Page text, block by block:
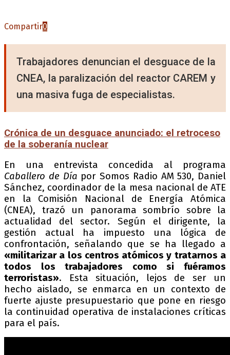
Compartir0
Trabajadores denuncian el desguace de la
CNEA, la paralización del reactor CAREM y
una masiva fuga de especialistas.
Crónica de un desguace anunciado: el retroceso
de la soberanía nuclear
En una entrevista concedida al programa
Caballero de Día por Somos Radio AM 530, Daniel
Sánchez, coordinador de la mesa nacional de ATE
en la Comisión Nacional de Energía Atómica
(CNEA), trazó un panorama sombrío sobre la
actualidad del sector. Según el dirigente, la
gestión actual ha impuesto una lógica de
confrontación, señalando que se ha llegado a
«militarizar a los centros atómicos y tratarnos a
todos los trabajadores como si fuéramos
terroristas». Esta situación, lejos de ser un
hecho aislado, se enmarca en un contexto de
fuerte ajuste presupuestario que pone en riesgo
la continuidad operativa de instalaciones críticas
para el país.